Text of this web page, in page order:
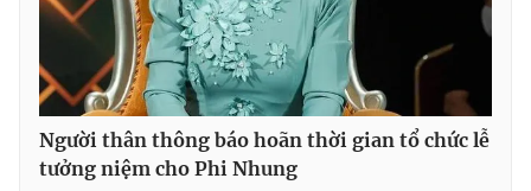
Người thân thông báo hoãn thời gian tổ chức lễ
tưởng niệm cho Phi Nhung